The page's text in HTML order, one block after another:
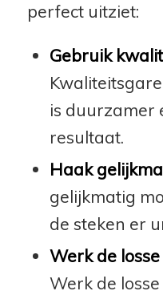
perfect uitziet:
Gebruik
is duurzamer
resultaat.
Haak
gelijkmatig
de steken er
Werk de
Werk de